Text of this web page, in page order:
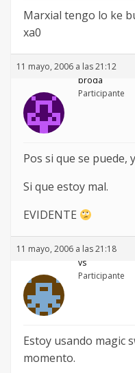
Marxial tengo lo ke
xa0
11 mayo, 2006 a las 21:12
broda
Participante
Pos si que se puede,
Si que estoy mal.
EVIDENTE
11 mayo, 2006 a las 21:18
vs
Participante
Estoy usando magic
momento.